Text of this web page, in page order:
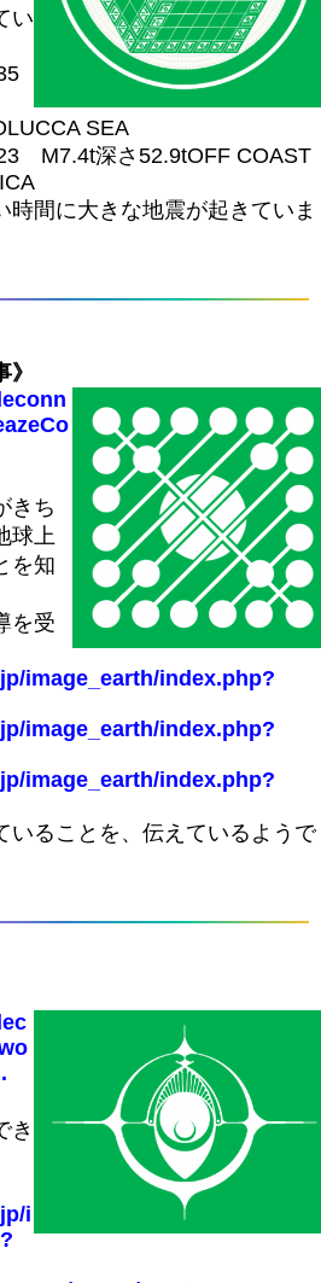
い
SEA
M7.4t深さ52.9tOFF COAST
時間に大きな地震が起きていま
きち
球上
を知
を受
image_earth/index.php?
image_earth/index.php?
image_earth/index.php?
いることを、伝えているようで
き
i